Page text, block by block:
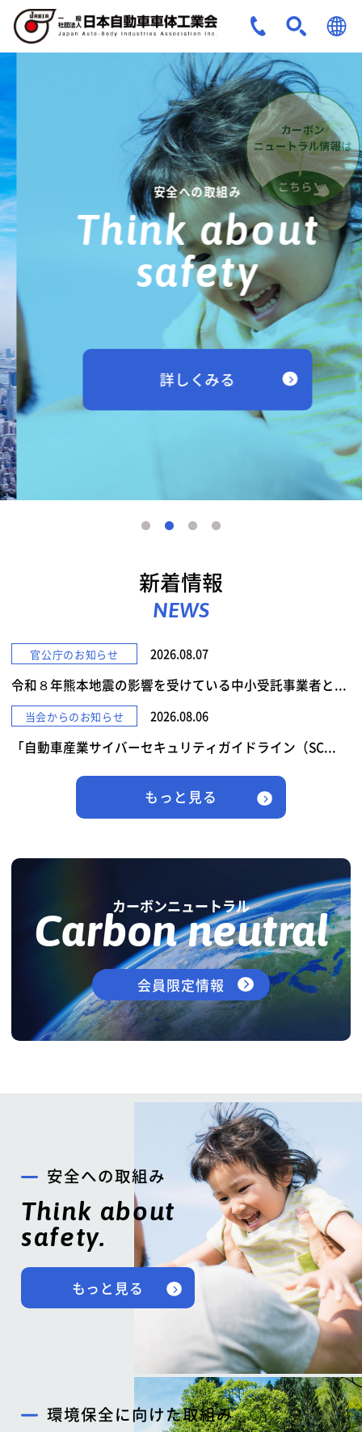
ENG
安全への取組み
Think about
safety
詳しくみる
新着情報
NEWS
官公庁のお知らせ 2026.08.07
令和８年熊本地震の影響を受けている中小受託事業者と...
当会からのお知らせ 2026.08.06
「自動車産業サイバーセキュリティガイドライン（SC...
もっと見る
カーボンニュートラル
Carbon neutral
会員限定情報
安全への取組み
Think about
safety.
もっと見る
環境保全に向けた取組み